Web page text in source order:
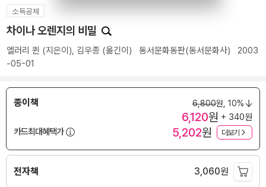
소득공제
차이나 오렌지의 비밀
엘러리 퀸 (지은이), 김우종 (옮긴이) 동서문화동판(동서문화사) 2003
-05-01
종이책 6,800원, 10%
6,120원 + 340원
카드최대혜택가
5,202원 더보기
전자책 3,060원